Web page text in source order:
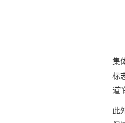
集
标
道”
此